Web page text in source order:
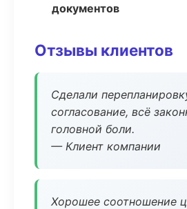
документов
Отзывы клиентов
Сделали
согласование, всё
головной боли.
— Клиент компании
Хорошее соотношение